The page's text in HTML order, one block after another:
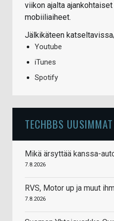
viikon ajalta
mobiiliaiheet.
Jälkikäteen
Youtube
iTunes
Spotify
TECHBBS
Mikä ärsyttää kanssa-
7.8.2026
RVS, Motor up ja muut
7.8.2026